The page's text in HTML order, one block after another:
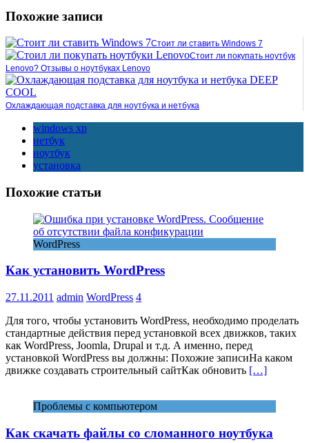
Похожие записи
Стоит ли ставить Windows 7
Стоит ли покупать ноутбук
Lenovo? Отзывы о ноутбуках Lenovo
Охлаждающая подставка для ноутбука и нетбука
windows xp
нетбук
ноутбук
установка
Похожие статьи
WordPress
Как установить WordPress
27.11.2011 admin WordPress 4
Для того, чтобы установить WordPress, необходимо проделать
стандартные действия перед установкой всех движков, таких
как WordPress, Joomla, Drupal и т.д. А именно, перед
установкой WordPress вы должны: Похожие записиНа каком
движке создавать строительный сайтКак обновить […]
Проблемы с компьютером
Как скачать файлы со сломанного ноутбука